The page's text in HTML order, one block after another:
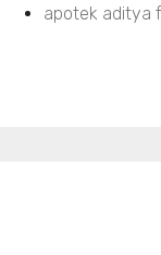
apotek aditya